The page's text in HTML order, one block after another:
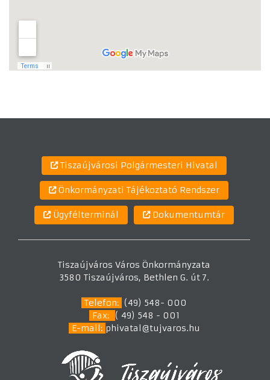
Tiszaújvárosi Polgármesteri Hivatal
Önkormányzati Tájékoztató Rendszer
Ügyfélterminál Dokumentumtár
Tiszaújváros Város Önkormányzata
3580 Tiszaújváros, Bethlen G. út 7.
Telefon: (49) 548- 000
Fax: ( 49) 548 - 001
E-mail: phivatal@tujvaros.hu